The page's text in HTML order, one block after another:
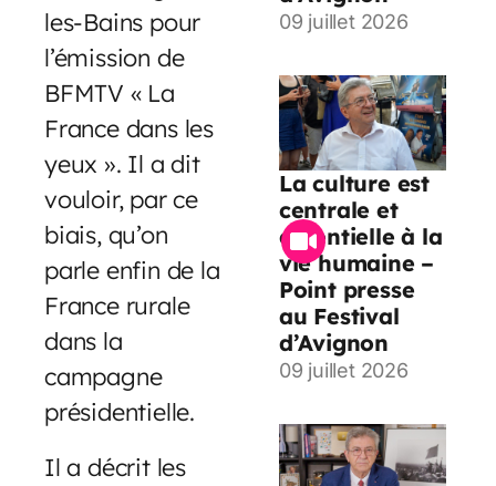
les-Bains pour
l’émission de
BFMTV « La
France dans les
yeux ». Il a dit
vouloir, par ce
biais, qu’on
parle enfin de la
France rurale
dans la
campagne
présidentielle.
Il a décrit les
09 juillet 2026
La culture est
centrale et
essentielle à la
vie humaine –
Point presse
au Festival
d’Avignon
09 juillet 2026